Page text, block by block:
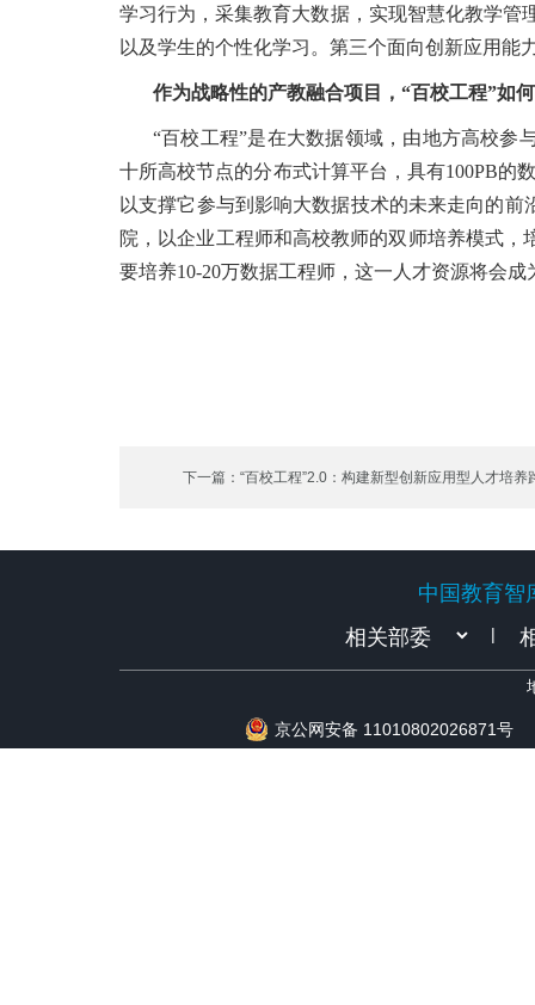
学习行为，采集教育大数据，实现智慧化教学管
以及学生的个性化学习。第三个面向创新应用
作为战略性的产教融合项目，“百校工程”如
“百校工程”是在大数据领域，由地方高校参
十所高校节点的分布式计算平台，具有100PB的
以支撑它参与到影响大数据技术的未来走向的
院，以企业工程师和高校教师的双师培养模式，
要培养10-20万数据工程师，这一人才资源将会
下一篇：“百校工程”2.0：构建新型创新应用型人才培养
中国教育智
|
京公网安备 11010802026871号